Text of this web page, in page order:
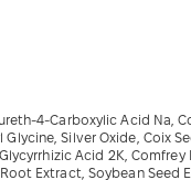
4-Carboxylic Acid Na,
Silver Oxide, Coix
Acid 2K,
Extract, Soybean Seed